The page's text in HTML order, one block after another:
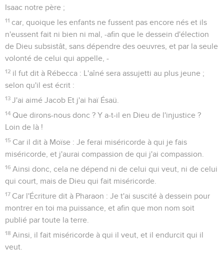
Isaac notre père ;
11 car, quoique les enfants ne fussent pas encore nés et ils
n'eussent fait ni bien ni mal, -afin que le dessein d'élection
de Dieu subsistât, sans dépendre des oeuvres, et par la seule
volonté de celui qui appelle, -
12 il fut dit à Rébecca : L'aîné sera assujetti au plus jeune ;
selon qu'il est écrit :
13 J'ai aimé Jacob Et j'ai haï Ésaü.
14 Que dirons-nous donc ? Y a-t-il en Dieu de l'injustice ?
Loin de là !
15 Car il dit à Moïse : Je ferai miséricorde à qui je fais
miséricorde, et j'aurai compassion de qui j'ai compassion.
16 Ainsi donc, cela ne dépend ni de celui qui veut, ni de celui
qui court, mais de Dieu qui fait miséricorde.
17 Car l'Écriture dit à Pharaon : Je t'ai suscité à dessein pour
montrer en toi ma puissance, et afin que mon nom soit
publié par toute la terre.
18 Ainsi, il fait miséricorde à qui il veut, et il endurcit qui il
veut.